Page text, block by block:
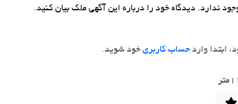
ندارد. دیدگاه خود را درباره این آگهی ملک بیان کنید.
ابتدا وارد حساب کاربری خود شوید.